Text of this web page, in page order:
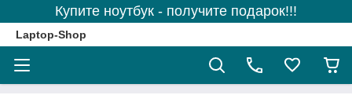
Купите ноутбук - получите подарок!!!
Laptop-Shop